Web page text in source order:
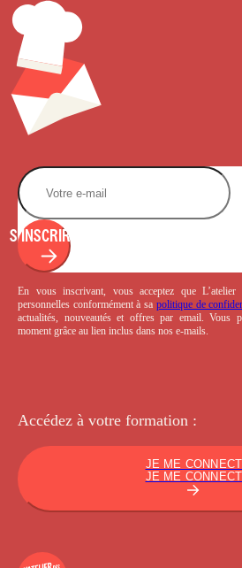
S'INSCRIRE
En vous inscrivant, vous acceptez que
personnelles conformément à sa politique de
actualités, nouveautés et offres par email. Vous
moment grâce au lien inclus dans nos e-mails.
Accédez à votre formation :
JE ME
JE ME